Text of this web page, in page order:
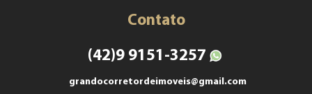
Contato
(42)9 9151-3257
grandocorretordeimoveis@gmail.com